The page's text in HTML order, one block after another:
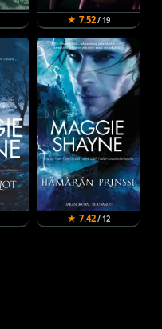
★ 7.52/ 19
★ 7.42/ 12